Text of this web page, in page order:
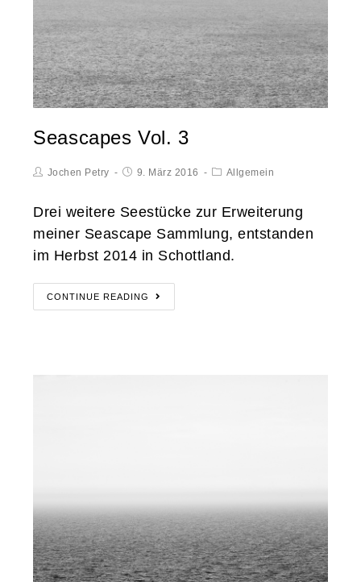
Seascapes Vol. 3
Jochen Petry 9. März 2016 Allgemein
Drei weitere Seestücke zur Erweiterung
meiner Seascape Sammlung, entstanden
im Herbst 2014 in Schottland.
CONTINUE READING